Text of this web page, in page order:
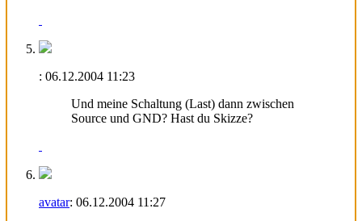
: 06.12.2004 11:23
Und meine Schaltung (Last) dann zwischen
Source und GND? Hast du Skizze?
avatar: 06.12.2004 11:27